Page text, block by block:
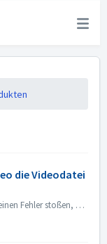
die Videodatei
Wenn Sie beim Exportieren von Videos auf einen Fehler stoßen, können Sie Folgendes versuchen: 1. Bitte gehen Sie zu C:\Benutzer\[Aktueller Benutzer]\AppDat...